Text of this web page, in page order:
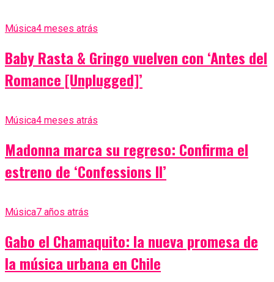
Música4 meses atrás
Baby Rasta & Gringo vuelven con ‘Antes del
Romance [Unplugged]’
Música4 meses atrás
Madonna marca su regreso: Confirma el
estreno de ‘Confessions II’
Música7 años atrás
Gabo el Chamaquito: la nueva promesa de
la música urbana en Chile